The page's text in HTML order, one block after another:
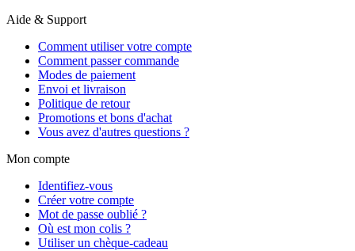
Aide & Support
Comment utiliser votre compte
Comment passer commande
Modes de paiement
Envoi et livraison
Politique de retour
Promotions et bons d'achat
Vous avez d'autres questions ?
Mon compte
Identifiez-vous
Créer votre compte
Mot de passe oublié ?
Où est mon colis ?
Utiliser un chèque-cadeau